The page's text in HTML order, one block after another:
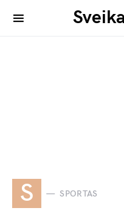
S SPORTAS